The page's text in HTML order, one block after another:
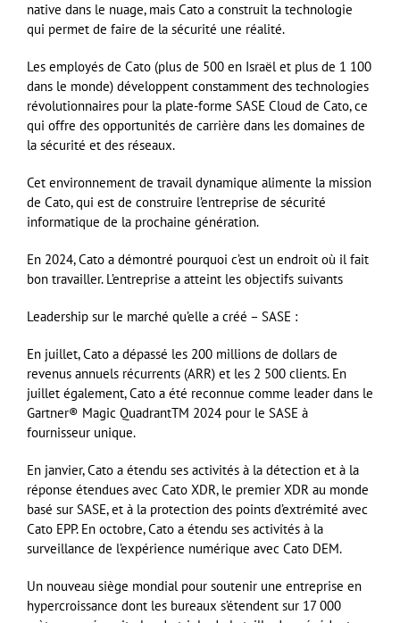
native dans le nuage, mais Cato a construit la technologie
qui permet de faire de la sécurité une réalité.
Les employés de Cato (plus de 500 en Israël et plus de 1 100
dans le monde) développent constamment des technologies
révolutionnaires pour la plate-forme SASE Cloud de Cato, ce
qui offre des opportunités de carrière dans les domaines de
la sécurité et des réseaux.
Cet environnement de travail dynamique alimente la mission
de Cato, qui est de construire l’entreprise de sécurité
informatique de la prochaine génération.
En 2024, Cato a démontré pourquoi c’est un endroit où il fait
bon travailler. L’entreprise a atteint les objectifs suivants
Leadership sur le marché qu’elle a créé – SASE :
En juillet, Cato a dépassé les 200 millions de dollars de
revenus annuels récurrents (ARR) et les 2 500 clients. En
juillet également, Cato a été reconnue comme leader dans le
Gartner® Magic QuadrantTM 2024 pour le SASE à
fournisseur unique.
En janvier, Cato a étendu ses activités à la détection et à la
réponse étendues avec Cato XDR, le premier XDR au monde
basé sur SASE, et à la protection des points d’extrémité avec
Cato EPP. En octobre, Cato a étendu ses activités à la
surveillance de l’expérience numérique avec Cato DEM.
Un nouveau siège mondial pour soutenir une entreprise en
hypercroissance dont les bureaux s’étendent sur 17 000